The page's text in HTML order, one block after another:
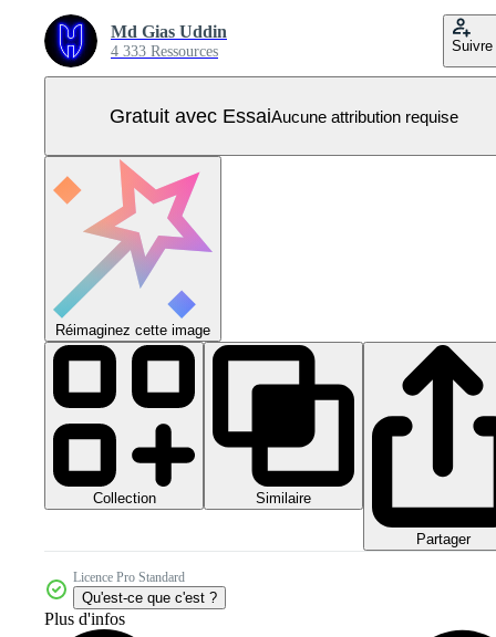
Md Gias Uddin
4 333 Ressources Suivre
Gratuit avec EssaiAucune attribution requise
Réimaginez cette image
Collection Similaire
Partager
Licence Pro Standard
Qu'est-ce que c'est ?
Plus d'infos